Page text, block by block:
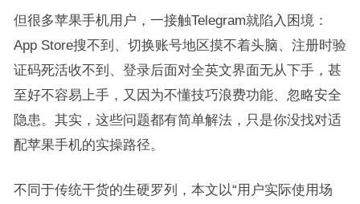
但很多苹果手机用户，一接触Telegram就陷入困境：
App Store搜不到、切换账号地区摸不着头脑、注册时验
证码死活收不到、登录后面对全英文界面无从下手，甚
至好不容易上手，又因为不懂技巧浪费功能、忽略安全
隐患。其实，这些问题都有简单解法，只是你没找对适
配苹果手机的实操路径。
不同于传统干货的生硬罗列，本文以“用户实际使用场